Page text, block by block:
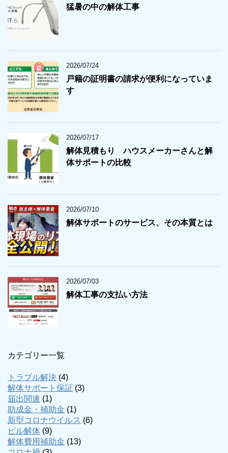
猛暑の中の解体工事
2026/07/24
戸籍の証明書の請求が便利になっていま
す
2026/07/17
解体見積もり ハウスメーカーさんと解
体サポートの比較
2026/07/10
解体サポートのサービス、その本質とは
2026/07/03
解体工事の支払い方法
カテゴリー一覧
トラブル解決 (4)
解体サポート保証 (3)
届出関連 (1)
助成金・補助金 (1)
新型コロナウイルス (6)
ビル解体 (9)
解体費用補助金 (13)